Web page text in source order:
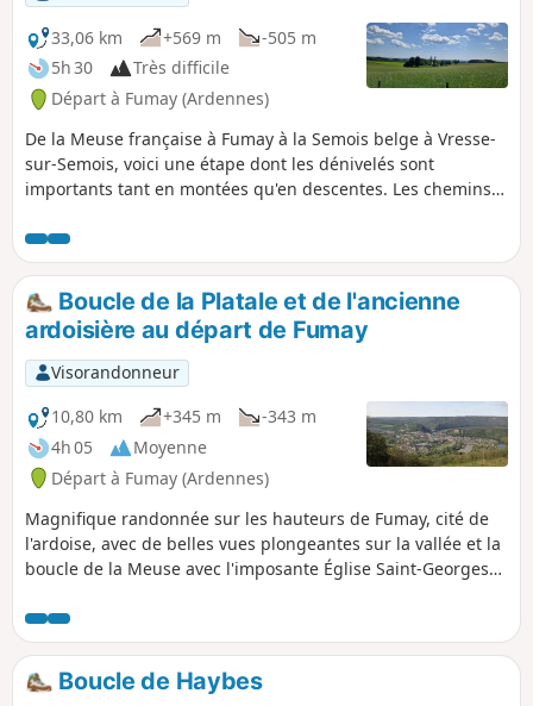
33,06 km
+569 m
-505 m
5h 30
Très difficile
Départ à Fumay (Ardennes)
De la Meuse française à Fumay à la Semois belge à Vresse-
sur-Semois, voici une étape dont les dénivelés sont
importants tant en montées qu'en descentes. Les chemins
agricole bien noté, au chemin forestier en général en bon
état jusqu'au sentier plus ou moins bien marqué. C'est une
longue étape, fatigante par ses montées impressionnantes
suivies de descentes toutes aussi impressionnantes qui se
déroule principalement en sous-bois. L'arrivée et la fin de
l'étape est aléatoire, mon logement étant chez l'habitant.
Boucle de la Platale et de l'ancienne
ardoisière au départ de Fumay
Visorandonneur
10,80 km
+345 m
-343 m
4h 05
Moyenne
Départ à Fumay (Ardennes)
Magnifique randonnée sur les hauteurs de Fumay, cité de
l'ardoise, avec de belles vues plongeantes sur la vallée et la
boucle de la Meuse avec l'imposante Église Saint-Georges
ensoleillé. Passage par la zone de décollage des parapentes
et du lieu de descente du Fantasticable où vous pouvez
admirer les plus courageux. Fin de la balade par l'ancienne
ardoisière de Saint-Joseph.
Boucle de Haybes